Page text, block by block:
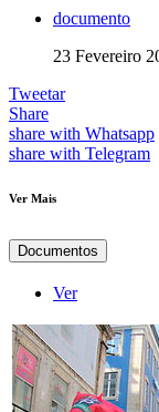
documento
23 Fevereiro
Tweetar
Share
share with Whatsapp
share with Telegram
Ver Mais
Documentos
Ver